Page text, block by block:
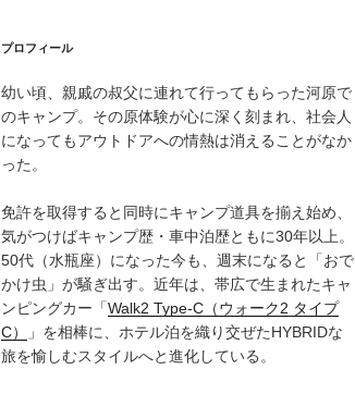
プロフィール
幼い頃、親戚の叔父に連れて行ってもらった河原で
のキャンプ。その原体験が心に深く刻まれ、社会人
になってもアウトドアへの情熱は消えることがなか
った。
免許を取得すると同時にキャンプ道具を揃え始め、
気がつけばキャンプ歴・車中泊歴ともに30年以上。
50代（水瓶座）になった今も、週末になると「おで
かけ虫」が騒ぎ出す。近年は、帯広で生まれたキャ
ンピングカー「Walk2 Type‑C（ウォーク2 タイプ
C）
」を相棒に、ホテル泊を織り交ぜたHYBRIDな
旅を愉しむスタイルへと進化している。